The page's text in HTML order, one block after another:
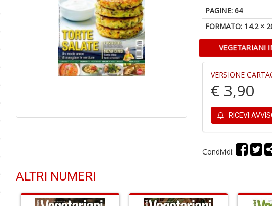
PAGINE: 64
FORMATO: 14.2 ×
VEGETARIANI
VERSIONE
€ 3,90
RICEVI
Condividi:
ALTRI NUMERI